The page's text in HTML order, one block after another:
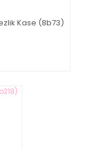
Kase (8b73)